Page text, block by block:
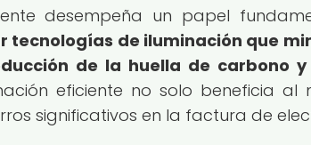
desempeña un papel
tecnologías de iluminación que
de la huella de carbono
eficiente no solo beneficia
significativos en la factura de